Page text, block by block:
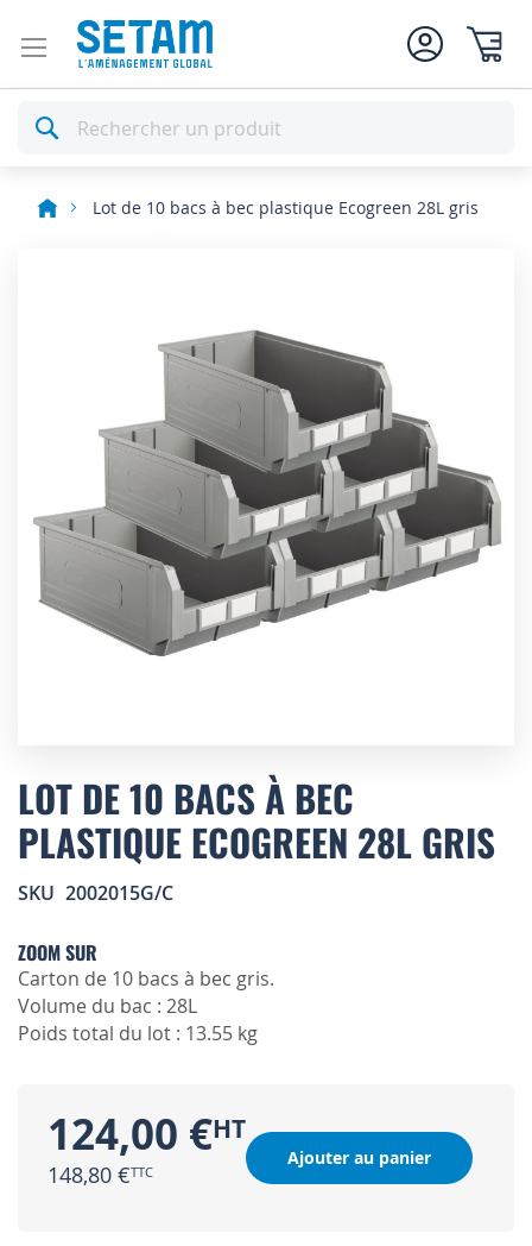
Rechercher
Lot de 10 bacs à bec plastique Ecogreen 28L gris
to
the
beginning
of
images
LOT DE 10 BACS À BEC
PLASTIQUE ECOGREEN 28L GRIS
SKU 2002015G/C
ZOOM SUR
Carton de 10 bacs à bec gris.
Volume du bac : 28L
Poids total du lot : 13.55 kg
124,00 €
148,80 €
Ajouter au panier